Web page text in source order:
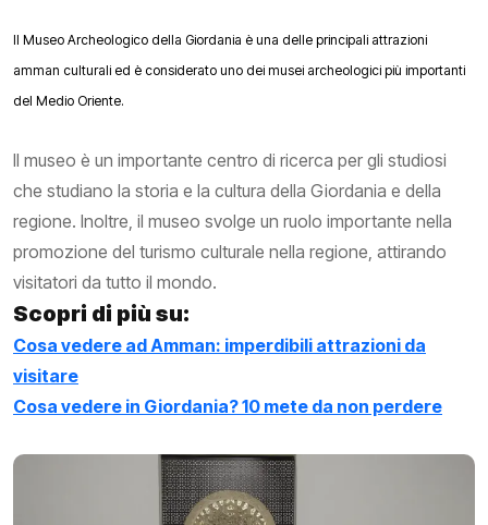
Il Museo Archeologico della Giordania è una delle principali attrazioni
amman culturali ed è considerato uno dei musei archeologici più importanti
del Medio Oriente.
Il museo è un importante centro di ricerca per gli studiosi
che studiano la storia e la cultura della Giordania e della
regione. Inoltre, il museo svolge un ruolo importante nella
promozione del turismo culturale nella regione, attirando
visitatori da tutto il mondo.
Scopri di più su:
Cosa vedere ad Amman: imperdibili attrazioni da
visitare
Cosa vedere in Giordania? 10 mete da non perdere